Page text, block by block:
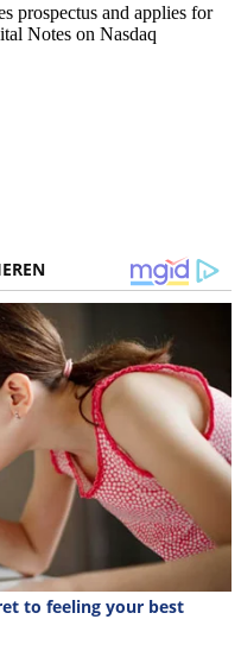
prospectus and applies for
Notes on Nasdaq